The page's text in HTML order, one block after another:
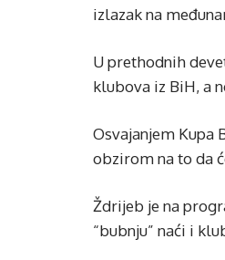
izlazak na
U prethodnih
klubova iz BiH, a
Osvajanjem Kupa
obzirom na to da
Ždrijeb je na
“bubnju” naći i